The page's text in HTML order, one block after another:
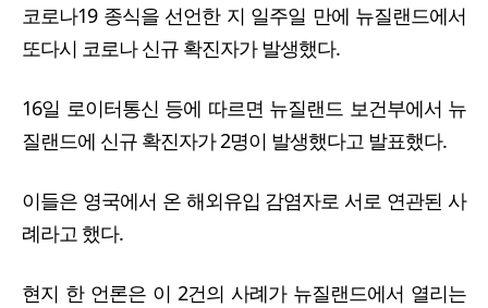
코로나19 종식을 선언한 지 일주일 만에 뉴질랜드에서
또다시 코로나 신규 확진자가 발생했다.
16일 로이터통신 등에 따르면 뉴질랜드 보건부에서 뉴
질랜드에 신규 확진자가 2명이 발생했다고 발표했다.
이들은 영국에서 온 해외유입 감염자로 서로 연관된 사
례라고 했다.
현지 한 언론은 이 2건의 사례가 뉴질랜드에서 열리는